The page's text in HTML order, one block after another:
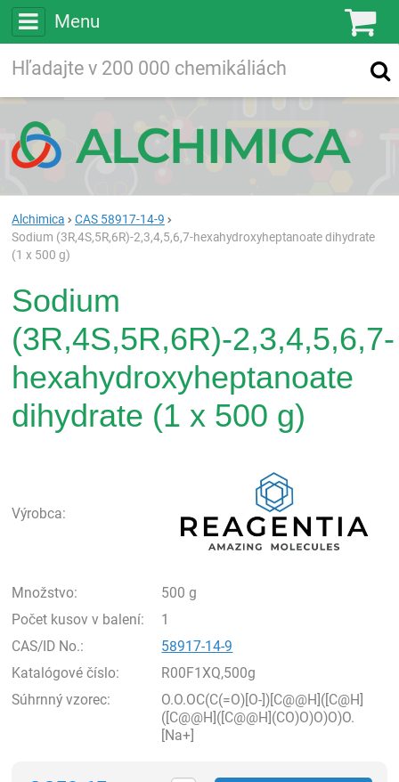
Menu
Vyhľadávanie
Alchimica
CAS 58917-14-9
Sodium (3R,4S,5R,6R)-2,3,4,5,6,7-hexahydroxyheptanoate dihydrate
(1 x 500 g)
Sodium
(3R,4S,5R,6R)-2,3,4,5,6,7-
hexahydroxyheptanoate
dihydrate (1 x 500 g)
Výrobca:
Množstvo:
500 g
Počet kusov v balení:
1
CAS/ID No.:
58917-14-9
Katalógové číslo:
R00F1XQ,500g
Súhrnný vzorec:
O.O.OC(C(=O)[O-])[C@@H]([C@H]
([C@@H]([C@@H](CO)O)O)O)O.
[Na+]